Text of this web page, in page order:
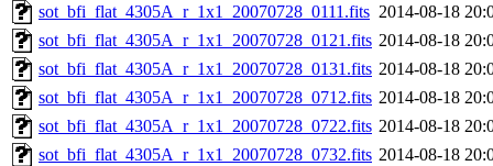
sot_bfi_flat_4305A_r_1x1_20070728_0111.fits 2014-08-18
sot_bfi_flat_4305A_r_1x1_20070728_0121.fits 2014-08-18
sot_bfi_flat_4305A_r_1x1_20070728_0131.fits 2014-08-18
sot_bfi_flat_4305A_r_1x1_20070728_0712.fits 2014-08-18
sot_bfi_flat_4305A_r_1x1_20070728_0722.fits 2014-08-18
sot_bfi_flat_4305A_r_1x1_20070728_0732.fits 2014-08-18